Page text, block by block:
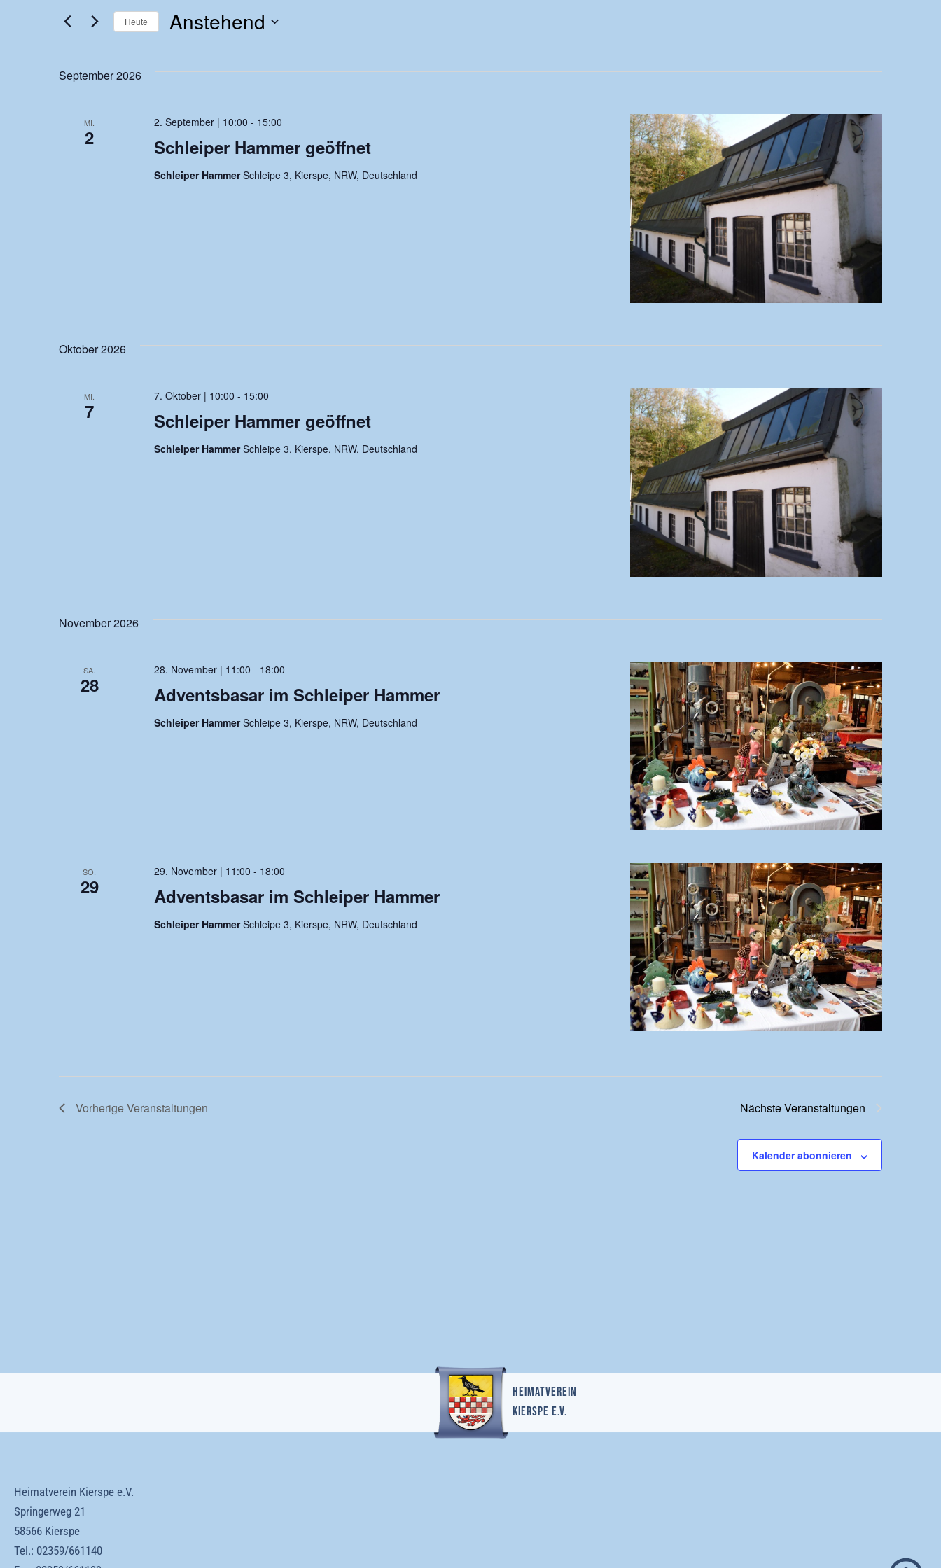
Ansichten,
Navigation
Suche
Schlüsselwort.
Heute Anstehend
September 2026
MI.
2 Schleiper Hammer geöffnet
2. September | 10:00 - 15:00
Schleiper HammerSchleipe 3, Kierspe, NRW, Deutschland
Oktober 2026
MI.
7 Schleiper Hammer geöffnet
7. Oktober | 10:00 - 15:00
Schleiper HammerSchleipe 3, Kierspe, NRW, Deutschland
November 2026
SA.
28 Adventsbasar im Schleiper Hammer
28. November | 11:00 - 18:00
Schleiper HammerSchleipe 3, Kierspe, NRW, Deutschland
SO.
29 Adventsbasar im Schleiper Hammer
29. November | 11:00 - 18:00
Schleiper HammerSchleipe 3, Kierspe, NRW, Deutschland
VorherigeVeranstaltungen NächsteVeranstaltungen
Kalender abonnieren
Heimatverein
Kierspe e.v.
Heimatverein Kierspe e.V.
Springerweg 21
58566 Kierspe
Tel.: 02359/661140